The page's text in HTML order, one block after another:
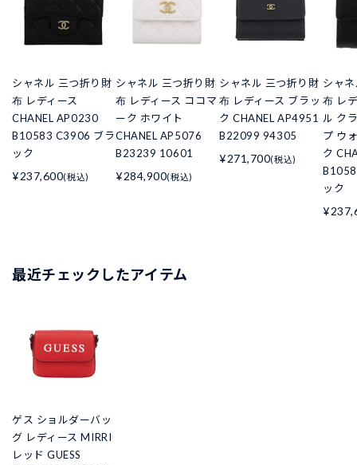
シャネル 三つ折り財
布 レディース
CHANEL AP0230
B10583 C3906 ブラ
ック
¥237,600(税込)
シャネル 三つ折り財
布 レディース ココマ
ーク ホワイト
CHANEL AP5076
B23239 10601
¥284,900(税込)
シャネル 三つ折り財
布 レディース ブラッ
ク CHANEL AP4951
B22099 94305
¥271,700(税込)
シャ
布 レ
ル ク
プ ウ
ク
ック
最近チェックしたアイテム
ゲス ショルダーバッ
グ レディース MIRRI
レッド GUESS